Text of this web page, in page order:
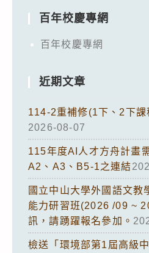
百年校慶專網
百年校慶專網
近期文章
114-2重補修(1下、2下課
2026-08-07
115年度AI人才方舟計畫
A2、A3、B5-1之連結
國立中山大學外國語文教
能力研習班(2026 /09 ~
訊，請踴躍報名參加。
檢送「環境部第1屆高級